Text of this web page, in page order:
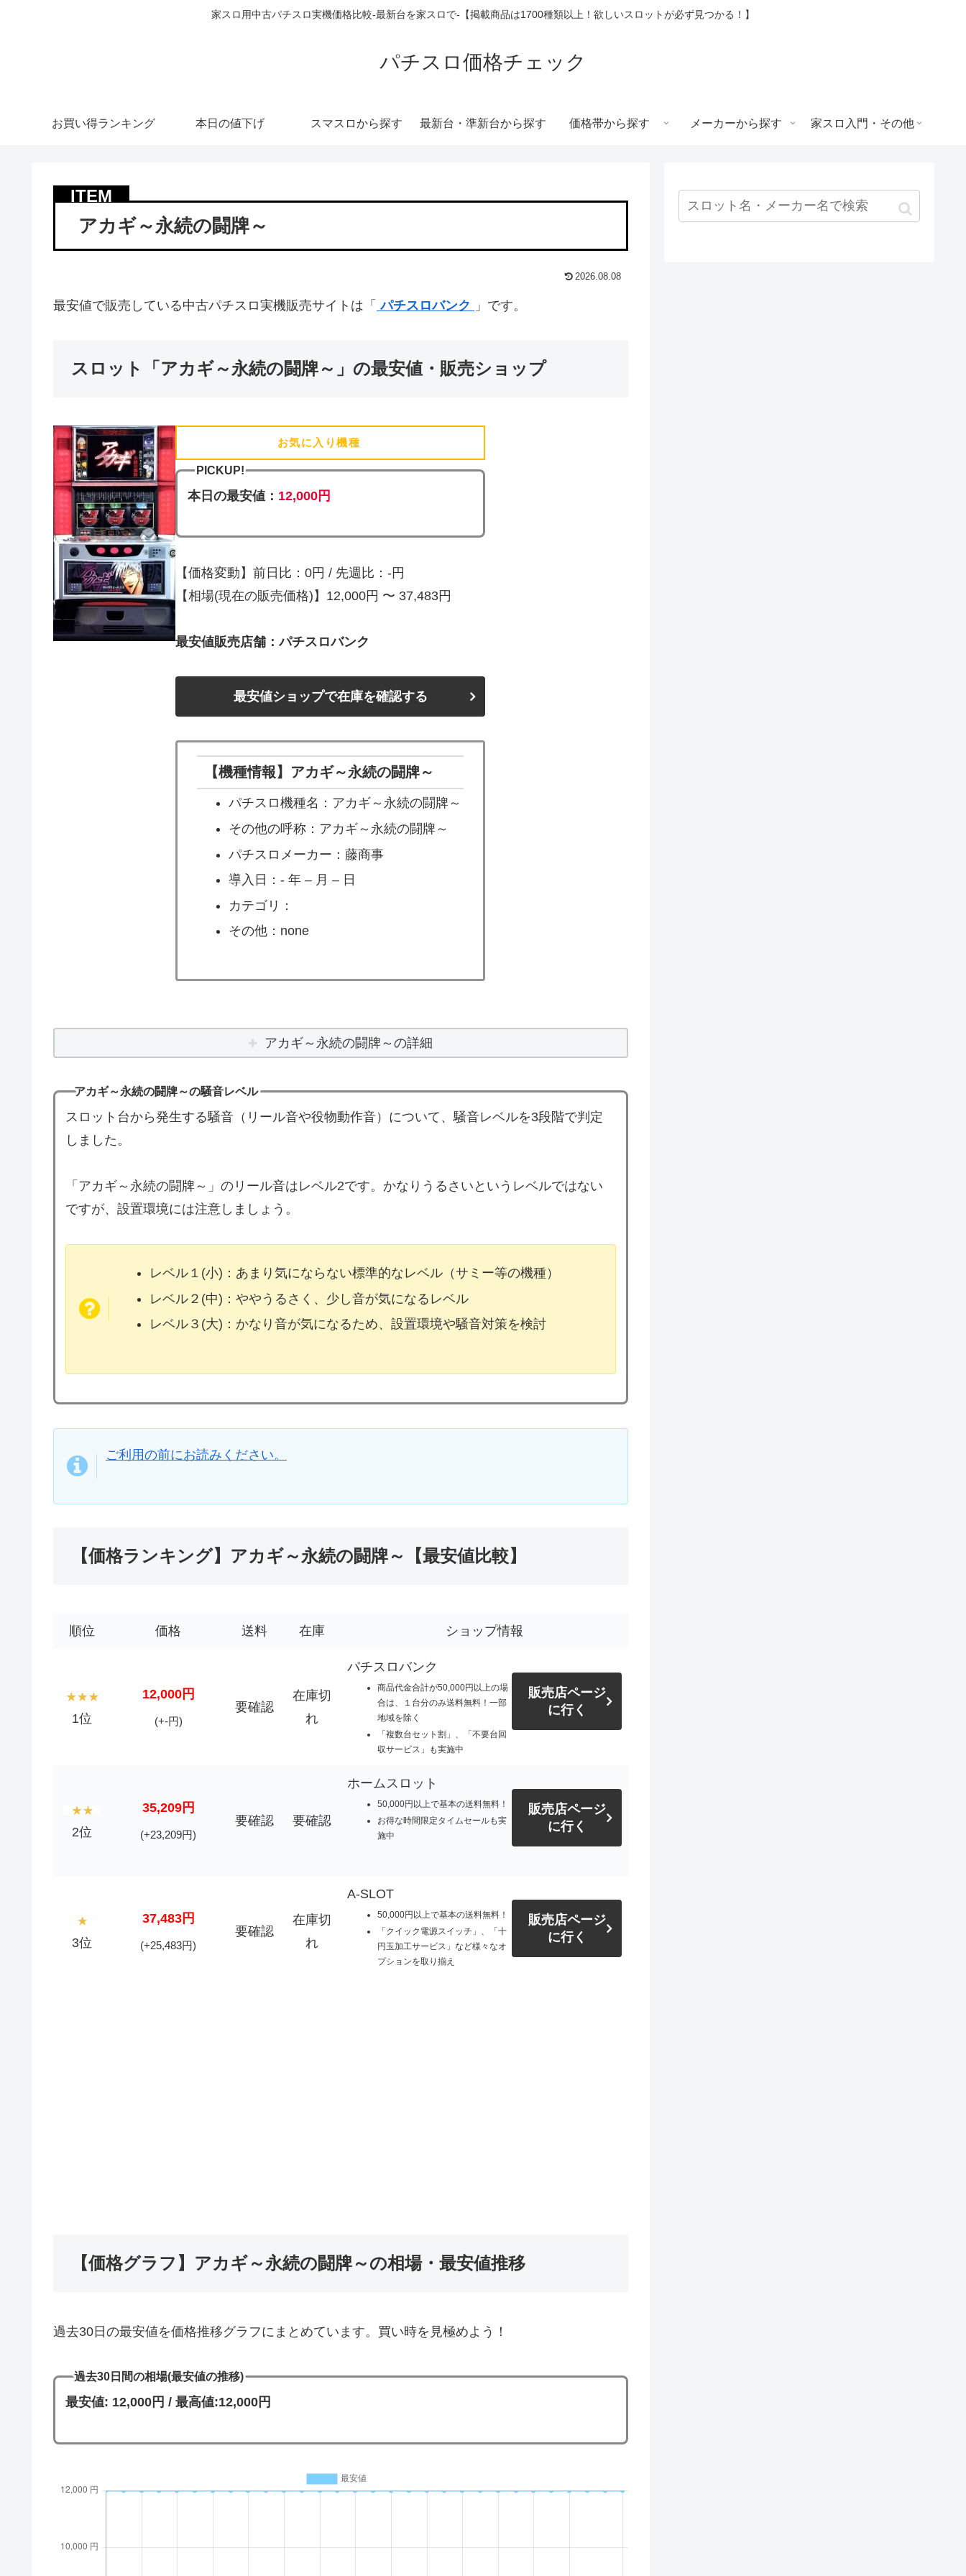
家スロ用中古パチスロ実機価格比較-最新台を家スロで-【掲載商品は1700種類以上！欲しいスロットが必ず見つかる！】
パチスロ価格チェック
お買い得ランキング 本日の値下げ スマスロから探す 最新台・準新台から探す 価格帯から探す メーカーから探す 家スロ入門・その他
アカギ～永続の闘牌～
2026.08.08
最安値で販売している中古パチスロ実機販売サイトは「 パチスロバンク 」です。
スロット「アカギ～永続の闘牌～」の最安値・販売ショップ
お気に入り機種
PICKUP!
本日の最安値： 12,000円
【価格変動】前日比：0円 / 先週比：-円
【相場(現在の販売価格)】12,000円 〜 37,483円
最安値販売店舗：パチスロバンク
最安値ショップで在庫を確認する
【機種情報】アカギ～永続の闘牌～
パチスロ機種名：アカギ～永続の闘牌～
その他の呼称：アカギ～永続の闘牌～
パチスロメーカー：藤商事
導入日：- 年 – 月 – 日
カテゴリ：
その他：none
アカギ～永続の闘牌～の詳細
アカギ～永続の闘牌～の騒音レベル
スロット台から発生する騒音（リール音や役物動作音）について、騒音レベルを3段階で判定
しました。
「アカギ～永続の闘牌～」のリール音はレベル2です。かなりうるさいというレベルではない
ですが、設置環境には注意しましょう。
レベル１(小)：あまり気にならない標準的なレベル（サミー等の機種）
レベル２(中)：ややうるさく、少し音が気になるレベル
レベル３(大)：かなり音が気になるため、設置環境や騒音対策を検討
ご利用の前にお読みください。
【価格ランキング】アカギ～永続の闘牌～【最安値比較】
順位 価格 送料 在庫 ショップ情報
1位
12,000円
(+-円)
要確認
在庫切
れ
パチスロバンク
商品代金合計が50,000円以上の場
合は、１台分のみ送料無料！一部
地域を除く
「複数台セット割」、「不要台回
収サービス」も実施中
販売店ページ
に行く
2位
35,209円
(+23,209円)
要確認 要確認
ホームスロット
50,000円以上で基本の送料無料！
お得な時間限定タイムセールも実
施中
販売店ページ
に行く
3位
37,483円
(+25,483円)
要確認
在庫切
れ
A-SLOT
50,000円以上で基本の送料無料！
「クイック電源スイッチ」、「十
円玉加工サービス」など様々なオ
プションを取り揃え
販売店ページ
に行く
【価格グラフ】アカギ～永続の闘牌～の相場・最安値推移
過去30日の最安値を価格推移グラフにまとめています。買い時を見極めよう！
過去30日間の相場(最安値の推移)
最安値: 12,000円 / 最高値:12,000円